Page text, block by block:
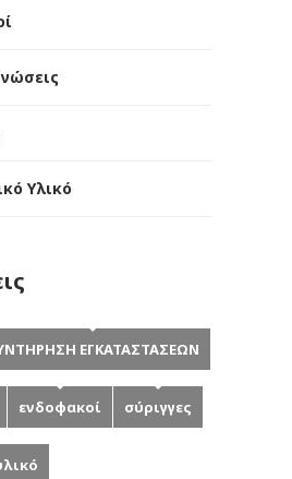
Υλικό
ΕΓΚΑΤΑΣΤΑΣΕΩΝ
ενδοφακοί σύριγγες